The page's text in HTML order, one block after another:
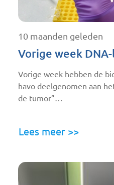
10 maanden geleden
Vorige week
Vorige week hebben de
havo deelgenomen aan
de tumor”…
Lees meer >>